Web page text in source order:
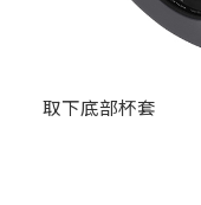
取下底部杯套